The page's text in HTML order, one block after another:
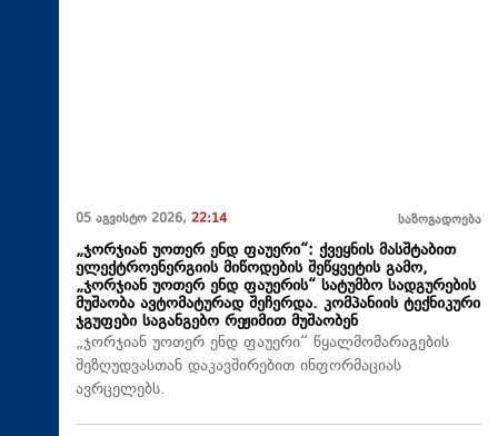
05 აგვისტო 2026, 22:14 საზოგადოება
„ჯორჯიან უოთერ ენდ ფაუერი“: ქვეყნის მასშტაბით
ელექტროენერგიის მიწოდების შეწყვეტის გამო,
„ჯორჯიან უოთერ ენდ ფაუერის“ სატუმბო სადგურების
მუშაობა ავტომატურად შეჩერდა. კომპანიის ტექნიკური
ჯგუფები საგანგებო რეჟიმით მუშაობენ
„ჯორჯიან უოთერ ენდ ფაუერი“ წყალმომარაგების
შეზღუდვასთან დაკავშირებით ინფორმაციას
ავრცელებს.